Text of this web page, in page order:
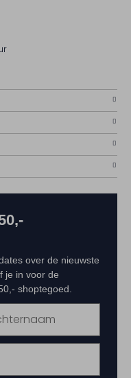
over de nieuwste
je in voor de
shoptegoed.